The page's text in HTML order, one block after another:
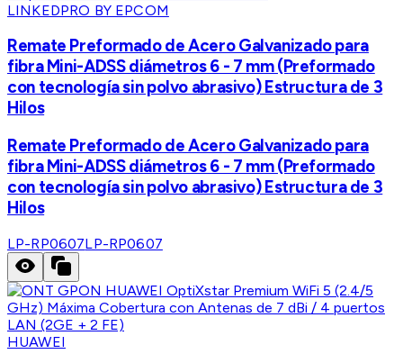
LINKEDPRO BY EPCOM
Remate Preformado de Acero Galvanizado para
fibra Mini-ADSS diámetros 6 - 7 mm (Preformado
con tecnología sin polvo abrasivo) Estructura de 3
Hilos
Remate Preformado de Acero Galvanizado para
fibra Mini-ADSS diámetros 6 - 7 mm (Preformado
con tecnología sin polvo abrasivo) Estructura de 3
Hilos
LP-RP0607LP-RP0607
HUAWEI